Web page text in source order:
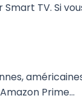
TV. Si
Prime…